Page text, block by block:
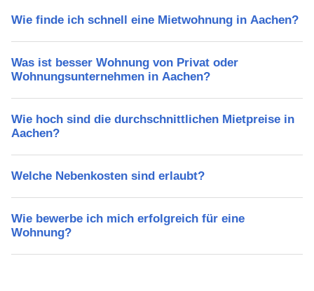
Wie finde ich schnell eine Mietwohnung in Aachen?
Was ist besser Wohnung von Privat oder
Wohnungsunternehmen in Aachen?
Wie hoch sind die durchschnittlichen Mietpreise in
Aachen?
Welche Nebenkosten sind erlaubt?
Wie bewerbe ich mich erfolgreich für eine
Wohnung?